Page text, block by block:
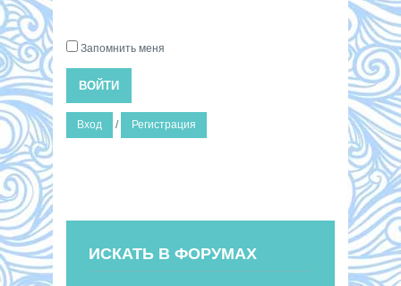
Запомнить меня
ВОЙТИ
Вход / Регистрация
ИСКАТЬ В ФОРУМАХ